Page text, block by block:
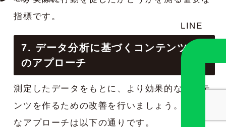
LINE
相談
指標です。
7. データ分析に基づくコンテンツ改善
のアプローチ
測定したデータをもとに、より効果的なコンテ
ンツを作るための改善を行いましょう。具体的
なアプローチは以下の通りです。